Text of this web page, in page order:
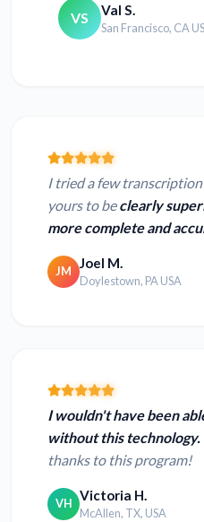
VS Val S.
San Francisco, CA
I tried a few
yours to beclearly
more complete and
JM Joel M.
Doylestown, PA USA
I wouldn't have been
without this technology.
thanks to this program!
VH Victoria H.
McAllen, TX, USA